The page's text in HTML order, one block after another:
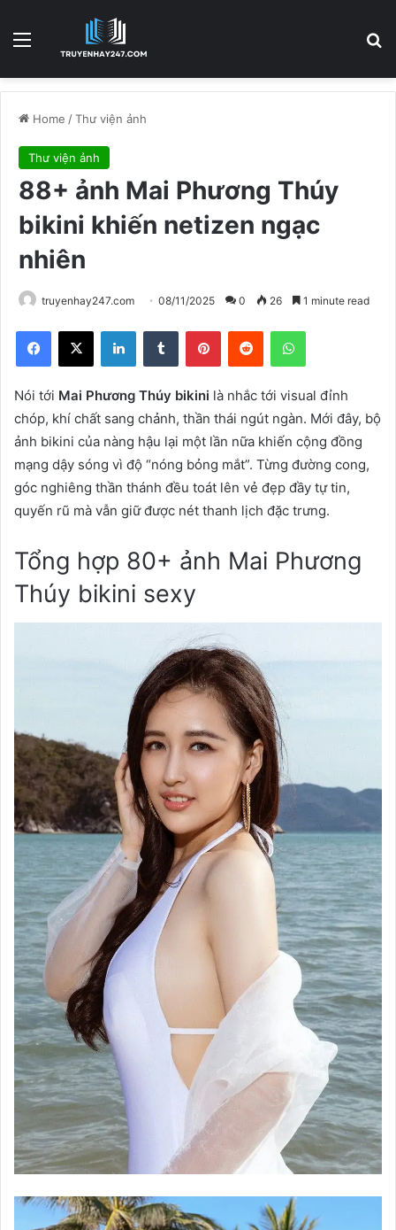
Home /Thư viện ảnh
Thư viện ảnh
88+ ảnh Mai Phương Thúy
bikini khiến netizen ngạc
nhiên
truyenhay247.com 08/11/2025 0 26 1 minute read
Nói tới Mai Phương Thúy bikini là nhắc tới visual đỉnh
chóp, khí chất sang chảnh, thần thái ngút ngàn. Mới đây, bộ
ảnh bikini của nàng hậu lại một lần nữa khiến cộng đồng
mạng dậy sóng vì độ “nóng bỏng mắt”. Từng đường cong,
góc nghiêng thần thánh đều toát lên vẻ đẹp đầy tự tin,
quyến rũ mà vẫn giữ được nét thanh lịch đặc trưng.
Tổng hợp 80+ ảnh Mai Phương
Thúy bikini sexy